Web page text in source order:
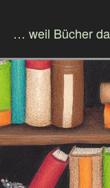
… weil Bücher